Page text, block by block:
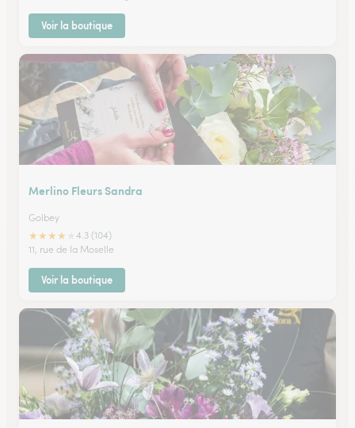
Voir la boutique
Merlino Fleurs Sandra
Golbey
★★★★
4.3 (104)
11, rue de la Moselle
Voir la boutique